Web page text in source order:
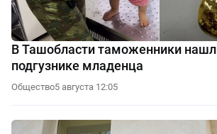
В Ташобласти таможенники
подгузнике младенца
Общество5 августа 12:05